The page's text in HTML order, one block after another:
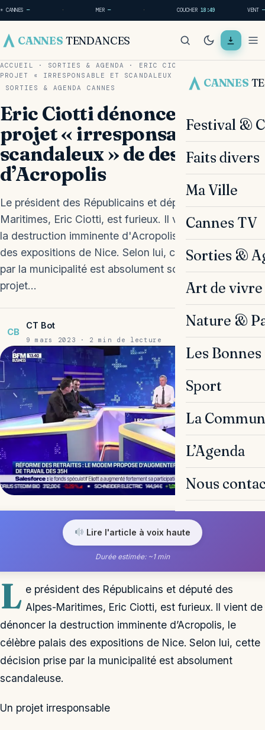
☀ CANNES — · MER— · COUCHER18:49 VENT —
CANNES TENDANCES
CANNES
Festival &
Faits divers
Ma Ville
Cannes TV
Sorties &
Art de vivre
Nature &
Les
Sport
La
L’Agenda
Nous
ACCUEIL · SORTIES & AGENDA ·
ERIC CIOTTI DÉNONCE UN
PROJET « IRRESPONSABLE ET SCANDALEUX » DE DESTRUCTION…
SORTIES & AGENDA
CANNES
Eric Ciotti dénonce un
projet « irresponsable et
scandaleux » de destruction
d’Acropolis
Le président des Républicains et député des Alpes-
Maritimes, Eric Ciotti, est furieux. Il vient de dénoncer
la destruction imminente d'Acropolis, le célèbre palais
des expositions de Nice. Selon lui, cette décision prise
par la municipalité est absolument scandaleuse. Un
projet…
CB
CT Bot
9 mars 2023 · 2 min de lecture
Lire l'article à voix haute
Durée estimée: ~1 min
L e président des Républicains et député des
Alpes-Maritimes, Eric Ciotti, est furieux. Il vient de
dénoncer la destruction imminente d’Acropolis, le
célèbre palais des expositions de Nice. Selon lui, cette
décision prise par la municipalité est absolument
scandaleuse.
Un projet irresponsable